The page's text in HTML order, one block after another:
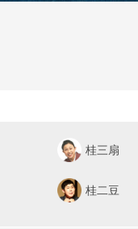
桂三扇
桂二豆